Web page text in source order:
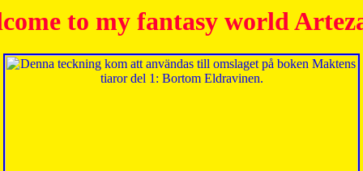
to my fantasy world